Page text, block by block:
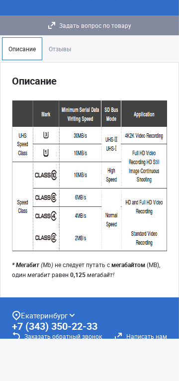
Задать вопрос по товару
Описание Отзывы
Описание
* Мегабит(Mb) не следует путать смегабайтом(MB),
один мегабитравен 0,125мегабайт!
Екатеринбург
+7 (343) 350-22-33
Заказать обратный звонок Написать нам